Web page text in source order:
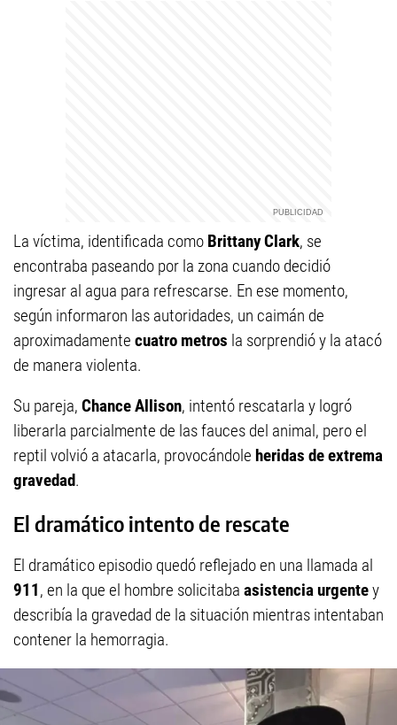
La víctima, identificada como Brittany Clark, se
encontraba paseando por la zona cuando decidió
ingresar al agua para refrescarse. En ese momento,
según informaron las autoridades, un caimán de
aproximadamente cuatro metros la sorprendió y la atacó
de manera violenta.
Su pareja, Chance Allison, intentó rescatarla y logró
liberarla parcialmente de las fauces del animal, pero el
reptil volvió a atacarla, provocándole heridas de extrema
gravedad.
El dramático intento de rescate
El dramático episodio quedó reflejado en una llamada al
911, en la que el hombre solicitaba asistencia urgentey
describía la gravedad de la situación mientras intentaban
contener la hemorragia.